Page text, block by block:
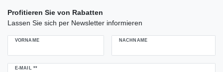
Profitieren Sie von Rabatten
Lassen Sie sich per Newsletter informieren
VORNAME NACHNAME
E-MAIL **
Newsletter